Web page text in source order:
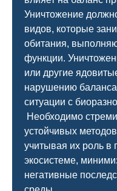
Уничтожение
видов, которые
обитания,
функции.
или другие
нарушению
ситуации с
Необходимо
устойчивых
учитывая их роль в
экосистеме,
негативные